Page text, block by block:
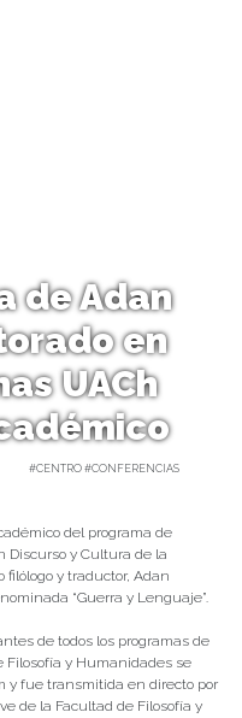
de Adan
en
UACh
#CENTRO #CONFERENCIAS
del programa de
Discurso y Cultura de la
y traductor, Adan
“Guerra y Lenguaje”.
de todos los programas de
Filosofía y Humanidades se
y fue transmitida en directo por
de la Facultad de Filosofía y